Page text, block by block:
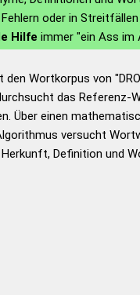
Fehlern oder in
Hilfe immer "ein Ass im
Wortkorpus von
das Referenz-
Über einen
versucht
Definition und